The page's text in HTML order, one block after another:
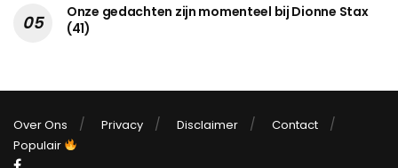
Onze gedachten zijn momenteel bij Dionne Stax
(41)
Over Ons Privacy Disclaimer
Contact
Populair